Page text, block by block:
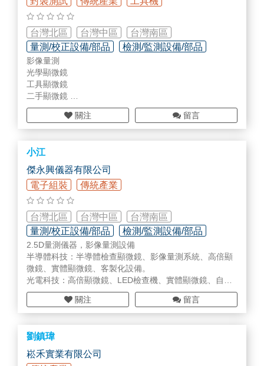
德國PLANOLITH
德國Hommel
美國Starrett
英國BOWERS
SANGHA
ARCS
Mitech
花崗石量測檯
圓棒塞規
標準塊規
瑞士 Alfatool
台灣北區 台灣中區
台灣南區
量測/校正設備/部品
檢測/監測設備/部品
儀器設備維修/校正
影像量測
光學顯微鏡
工具顯微鏡
二手顯微鏡
金相前處理設備
顯微數位攝影機
光電檢測_雷射清潔_壓力量測
金相分析軟體_傑永興儀器
關注 留言
小江
傑永興儀器有限公司
電子組裝
傳統產業
台灣北區 台灣中區
台灣南區
量測/校正設備/部品
檢測/監測設備/部品
儀器設備維修/校正
2.5D量測儀器，影像量測設備
半導體科技：半導體檢查顯微鏡、影像量測系統、高倍顯
微鏡、實體顯微鏡、客製化設備。
光電科技：高倍顯微鏡、LED檢查機、實體顯微鏡、自動
化檢查量測機台、工具顯微鏡、2.5D量測儀。
傳統產業：金相前處理設備、金相顯微鏡、金相量測系
統、球化率分析、鑄鐵分析系統、工業內視鏡。
非破壞檢測：渦電流檢測、X-RAY。
理化儀器：光澤度計、THERMO系列產品、離心機、震盪
機、烘箱、分光光度計‧‧‧‧等。
檢測量具：游標卡尺、高度規、各式量表、電子量表、各
關注 留言
劉鎮瑋
崧禾實業有限公司